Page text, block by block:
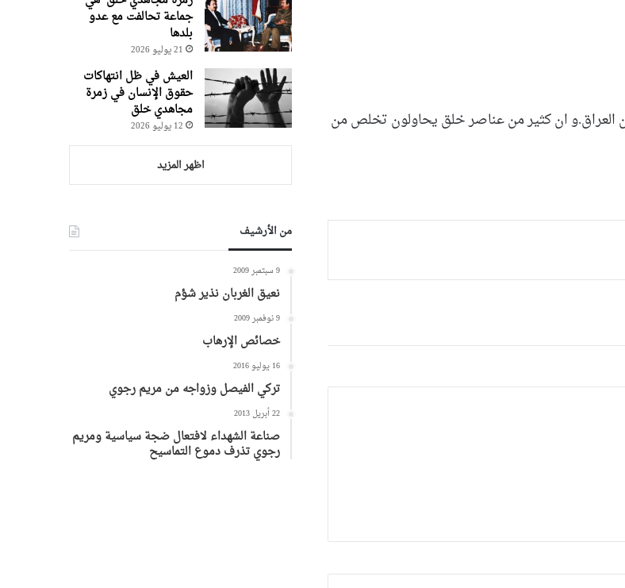
العراق.و ان كثير من عناصر خلق يحاولون تخلص من
جماعة تحالفت مع عدو
بلدها
21 يوليو 2026
العيش في ظل انتهاكات
حقوق الإنسان في زمرة
مجاهدي خلق
12 يوليو 2026
اظهر المزيد
من الأرشيف
9 سبتمبر 2009
نعيق الغربان نذير شؤم
9 نوفمبر 2009
خصائص الإرهاب
16 يوليو 2016
تركي الفيصل وزواجه من مريم رجوي
22 أبريل 2013
صناعة الشهداء لافتعال ضجة سياسية ومريم
رجوي تذرف دموع التماسيح